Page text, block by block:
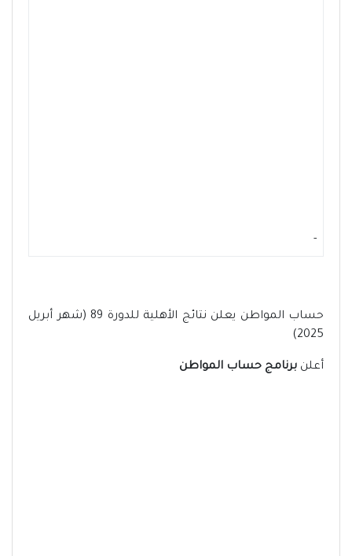
-
حساب المواطن يعلن نتائج الأهلية للدورة 89 (شهر أبريل
2025)
أعلن برنامج حساب المواطن